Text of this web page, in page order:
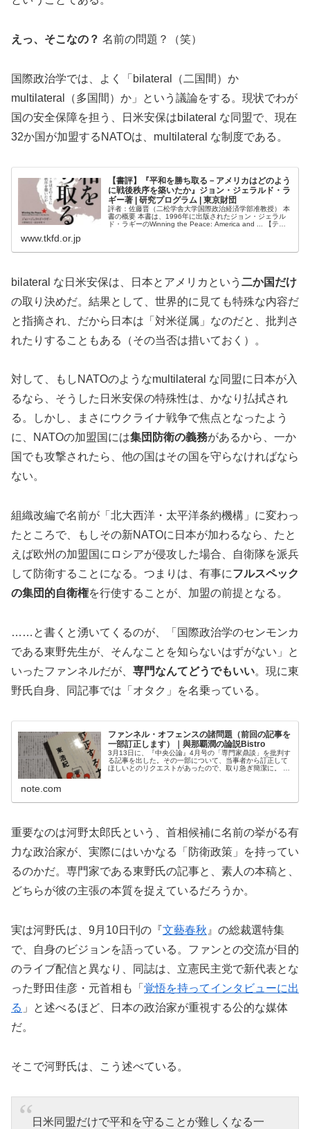
えっ、そこなの？ 名前の問題？（笑）
国際政治学では、よく「bilateral（二国間）か
multilateral（多国間）か」という議論をする。現状でわが
国の安全保障を担う、日米安保はbilateral な同盟で、現在
32か国が加盟するNATOは、multilateral な制度である。
【書評】『平和を勝ち取る－アメリカはどのよう
に戦後秩序を築いたか』ジョン・ジェラルド・ラ
ギー著 | 研究プログラム | 東京財団
評者：佐藤晋（二松学舎大学国際政治経済学部准教授） 本
書の概要 本書は、1996年に出版されたジョン・ジェラル
ド・ラギーのWinning the Peace: America and ... 【テー
www.tkfd.or.jp
bilateral な日米安保は、日本とアメリカという 二か国だけ
の取り決めだ。結果として、世界的に見ても特殊な内容だ
と指摘され、だから日本は「対米従属」なのだと、批判さ
れたりすることもある（その当否は措いておく）。
対して、もしNATOのようなmultilateral な同盟に日本が入
るなら、そうした日米安保の特殊性は、かなり払拭され
る。しかし、まさにウクライナ戦争で焦点となったよう
に、NATOの加盟国には集団防衛の義務があるから、一か
国でも攻撃されたら、他の国はその国を守らなければなら
ない。
組織改編で名前が「北大西洋・太平洋条約機構」に変わっ
たところで、もしその新NATOに日本が加わるなら、たと
えば欧州の加盟国にロシアが侵攻した場合、自衛隊を派兵
して防衛することになる。つまりは、有事にフルスペック
の集団的自衛権を行使することが、加盟の前提となる。
……と書くと湧いてくるのが、「国際政治学のセンモンカ
である東野先生が、そんなことを知らないはずがない」と
いったファンネルだが、 専門なんてどうでもいい。現に東
野氏自身、同記事では「オタク」を名乗っている。
ファンネル・オフェンスの諸問題（前回の記事を
一部訂正します）｜與那覇潤の論説Bistro
3月13日に、『中央公論』4月号の「専門家鼎談」を批判す
る記事を出した。その一部について、当事者から訂正して
ほしいとのリクエストがあったので、取り急ぎ簡潔に。 当
note.com
重要なのは河野太郎氏という、首相候補に名前の挙がる有
力な政治家が、実際にはいかなる「防衛政策」を持ってい
るのかだ。専門家である東野氏の記事と、素人の本稿と、
どちらが彼の主張の本質を捉えているだろうか。
実は河野氏は、9月10日刊の『文藝春秋 』の総裁選特集
で、自身のビジョンを語っている。ファンとの交流が目的
のライブ配信と異なり、同誌は、立憲民主党で新代表とな
った野田佳彦・元首相も「 覚悟を持ってインタビューに出
る 」と述べるほど、日本の政治家が重視する公的な媒体
だ。
そこで河野氏は、こう述べている。
日米同盟だけで平和を守ることが難しくなる一